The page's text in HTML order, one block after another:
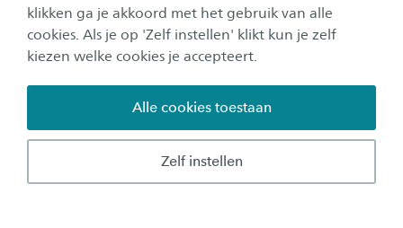
klikken ga je akkoord met het gebruik van alle
cookies. Als je op 'Zelf instellen' klikt kun je zelf
kiezen welke cookies je accepteert.
Zelf instellen
Alle cookies toestaan
Circulus-Berkel
14 mei 2019 Leestijd: 2 Minuten
Naomi was vierdejaars student Fashion & Textiel
Technologies en koos na haar studie voor Fast